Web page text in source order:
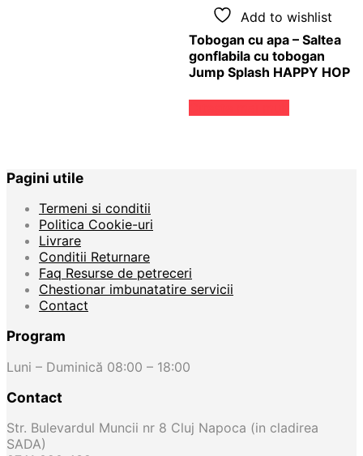
Add to wishlist
Tobogan cu apa – Saltea
gonflabila cu tobogan
Jump Splash HAPPY HOP
Pagini utile
Termeni si conditii
Politica Cookie-uri
Livrare
Conditii Returnare
Faq Resurse de petreceri
Chestionar imbunatatire servicii
Contact
Program
Luni – Duminică 08:00 – 18:00
Contact
Str. Bulevardul Muncii nr 8 Cluj Napoca (in cladirea
SADA)